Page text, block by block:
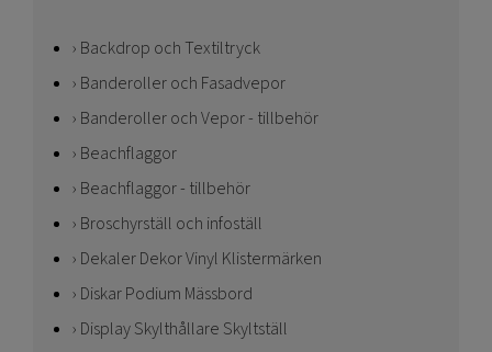
Backdrop och Textiltryck
Banderoller och Fasadvepor
Banderoller och Vepor - tillbehör
Beachflaggor
Beachflaggor - tillbehör
Broschyrställ och infoställ
Dekaler Dekor Vinyl Klistermärken
Diskar Podium Mässbord
Display Skylthållare Skyltställ